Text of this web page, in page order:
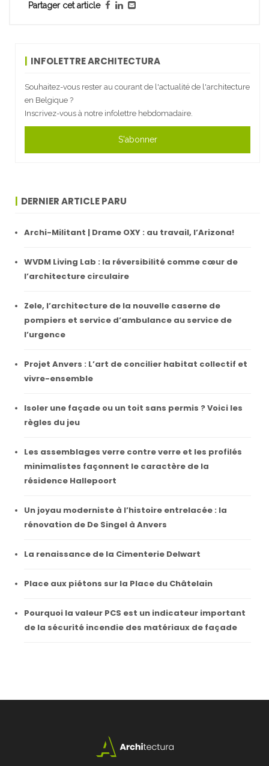
Partager cet article
INFOLETTRE ARCHITECTURA
Souhaitez-vous rester au courant de l'actualité de l'architecture
en Belgique ?
Inscrivez-vous à notre infolettre hebdomadaire.
S'abonner
DERNIER ARTICLE PARU
Archi-Militant | Drame OXY : au travail, l’Arizona!
WVDM Living Lab : la réversibilité comme cœur de
l’architecture circulaire
Zele, l’architecture de la nouvelle caserne de
pompiers et service d’ambulance au service de
l’urgence
Projet Anvers : L’art de concilier habitat collectif et
vivre-ensemble
Isoler une façade ou un toit sans permis ? Voici les
règles du jeu
Les assemblages verre contre verre et les profilés
minimalistes façonnent le caractère de la
résidence Hallepoort
Un joyau moderniste à l’histoire entrelacée : la
rénovation de De Singel à Anvers
La renaissance de la Cimenterie Delwart
Place aux piétons sur la Place du Châtelain
Pourquoi la valeur PCS est un indicateur important
de la sécurité incendie des matériaux de façade